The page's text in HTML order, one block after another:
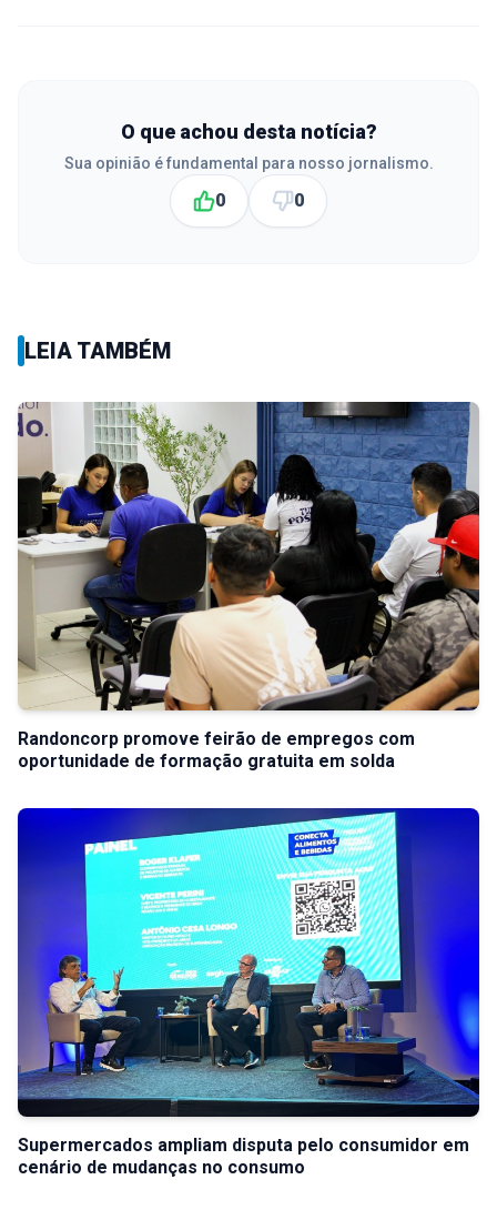
O que achou desta notícia?
Sua opinião é fundamental para nosso jornalismo.
0 0
LEIA TAMBÉM
Randoncorp promove feirão de empregos com
oportunidade de formação gratuita em solda
Supermercados ampliam disputa pelo consumidor em
cenário de mudanças no consumo